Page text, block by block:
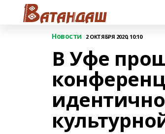
Новости 2 ОКТЯБРЯ 2020, 10:10
В Уфе